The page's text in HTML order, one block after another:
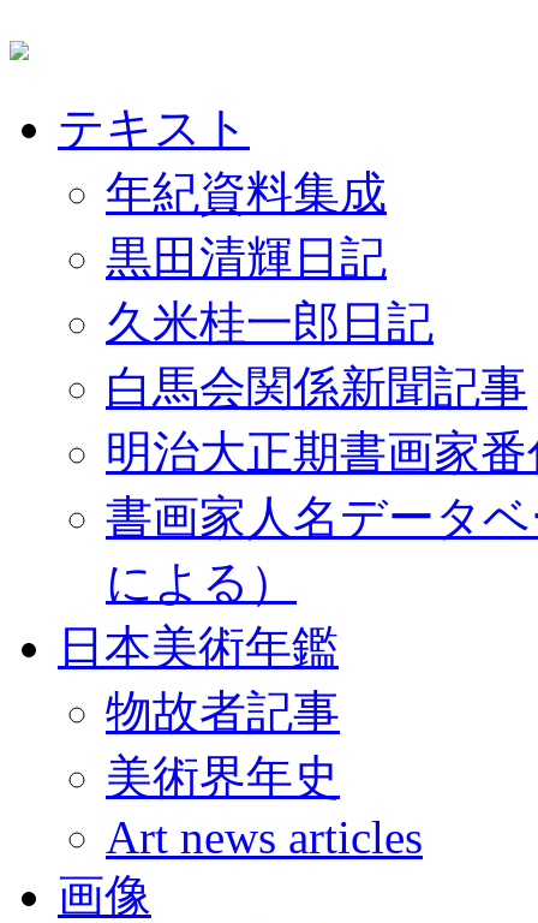
テキスト
年紀資料集成
黒田清輝日記
久米桂一郎日記
白馬会関係新聞記事
明治大正期書画家
書画家人名データ
による）
日本美術年鑑
物故者記事
美術界年史
Art news articles
画像